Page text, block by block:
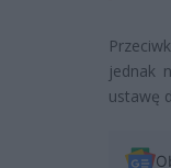
jednak
ustawę